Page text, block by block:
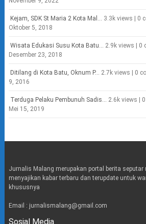
Kejam, SDK St Maria 2 Kota Mal... 3.3k views 0
Oktober 5, 2018
Wisata Edukasi Susu Kota Batu... 2.9k views 0
Desember 23, 2018
Ditilang di Kota Batu, Oknum P... 2.7k views 0
9, 2016
Terduga Pelaku Pembunuh Sadis... 2.6k views |
Mei 15, 2019
Jurnalis Malang merupakan portal berita seputar
menyajikan kabar terbaru dan terupdate untuk
khususnya
Email : jurnalismalang@gmail.com
Sosial Media